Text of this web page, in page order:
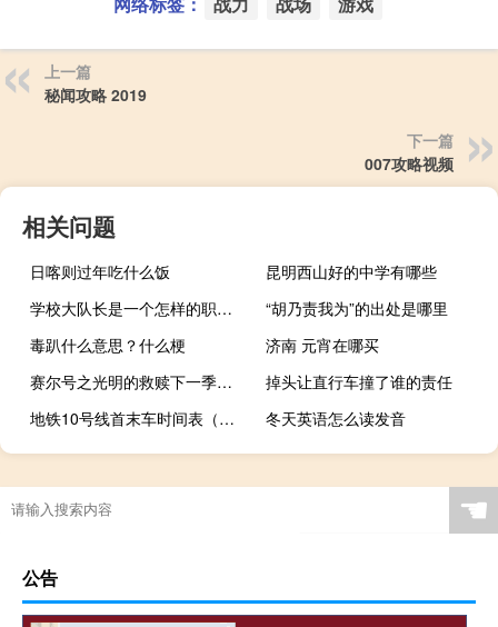
上一篇
秘闻攻略 2019
下一篇
007攻略视频
相关问题
日喀则过年吃什么饭
昆明西山好的中学有哪些
学校大队长是一个怎样的职务（大队长-中小学阶段的学校干部简介）
“胡乃责我为”的出处是哪里
毒趴什么意思？什么梗
济南 元宵在哪买
赛尔号之光明的救赎下一季是什么（赛尔号之光明的救赎）
掉头让直行车撞了谁的责任
地铁10号线首末车时间表（地铁10号线首末车时间）
冬天英语怎么读发音
☚
公告